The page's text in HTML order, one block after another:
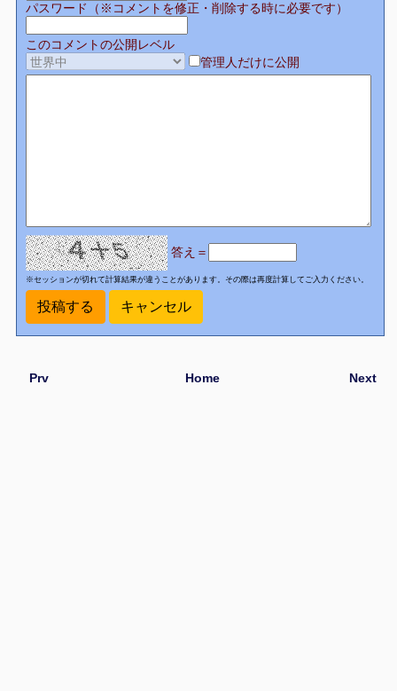
パスワード（※コメントを修正・削除する時に必要です）
このコメントの公開レベル
管理人だけに公開
答え＝
※セッションが切れて計算結果が違うことがあります。その際は再度計算してご入力ください。
Prv Next
Home